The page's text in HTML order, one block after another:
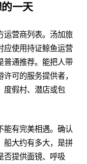
一天
运营商列表。汤加旅
应使用持证鲸鱼运营
普通推荐。能把人带
可的服务提供者，
度假村、潜店或包
能有完美相遇。确认
船大约有多大，是拼
否提供面镜、呼吸